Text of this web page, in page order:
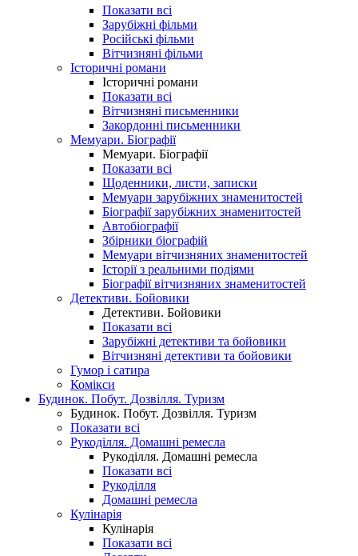
Показати всі
Зарубіжні фільми
Російські фільми
Вітчизняні фільми
Історичні романи
Історичні романи
Показати всі
Вітчизняні письменники
Закордонні письменники
Мемуари. Біографії
Мемуари. Біографії
Показати всі
Щоденники, листи, записки
Мемуари зарубіжних знаменитостей
Біографії зарубіжних знаменитостей
Автобіографії
Збірники біографій
Мемуари вітчизняних знаменитостей
Історії з реальними подіями
Біографії вітчизняних знаменитостей
Детективи. Бойовики
Детективи. Бойовики
Показати всі
Зарубіжні детективи та бойовики
Вітчизняні детективи та бойовики
Гумор і сатира
Комікси
Будинок. Побут. Дозвілля. Туризм
Будинок. Побут. Дозвілля. Туризм
Показати всі
Рукоділля. Домашні ремесла
Рукоділля. Домашні ремесла
Показати всі
Рукоділля
Домашні ремесла
Кулінарія
Кулінарія
Показати всі